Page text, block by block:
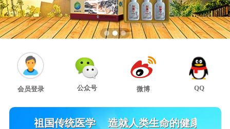
连锁加盟
产品中心
会员中心
会员登录 公众号 微博 QQ
发扬祖国传统医学 造就人类生命的健康